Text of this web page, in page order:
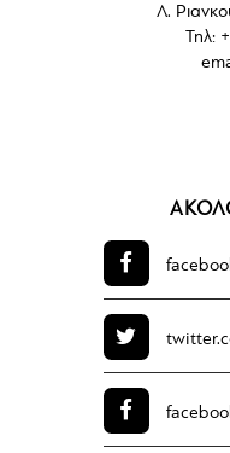
Λ.
Τηλ: